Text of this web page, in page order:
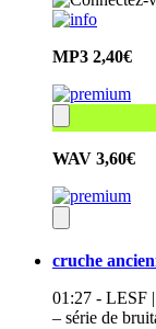
MP3 2,40€
WAV 3,60€
cruche
01:27 - LESF
– série de